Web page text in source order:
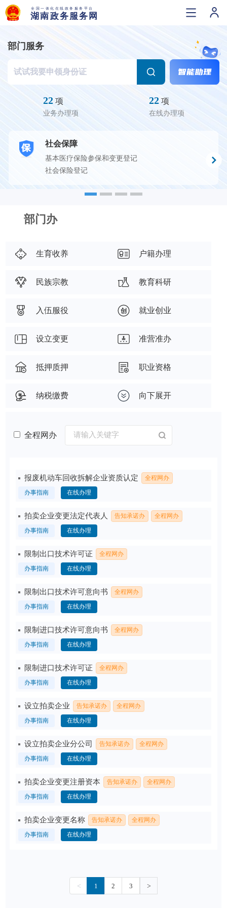
部门服务
22 项
业务办理项
22 项
在线办理项
社会保障
基本医疗保险参保和变更登记
社会保险登记
部门办
生育收养 户籍办理
民族宗教 教育科研
入伍服役 就业创业
设立变更 准营准办
抵押质押 职业资格
纳税缴费 向下展开
全程网办